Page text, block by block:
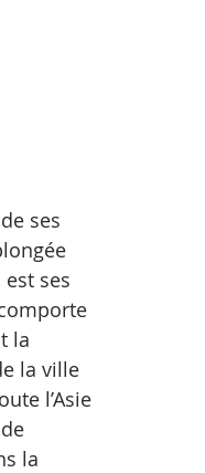
ses
ses
la
la ville
l’Asie
la